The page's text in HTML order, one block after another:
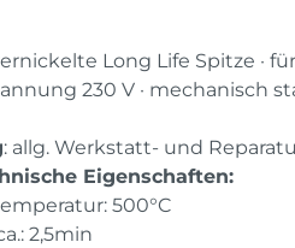
Long Life Spitze ·
230 V · mechanisch
: allg. Werkstatt- und
Eigenschaften:
500°C
2,5min